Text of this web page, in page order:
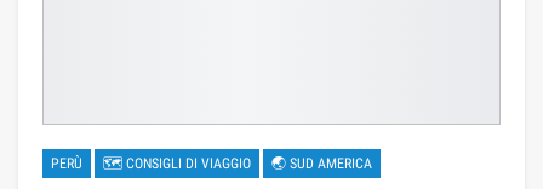
PERÙ 🗺 CONSIGLI DI VIAGGIO 🌏 SUD AMERICA